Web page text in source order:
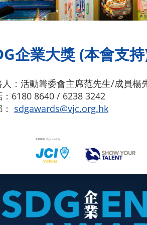
企業大獎 (本會支
人：活動籌委會主席范先生/成員楊
：6180 8640 / 6238 3242
sdgawards@vjc.org.hk